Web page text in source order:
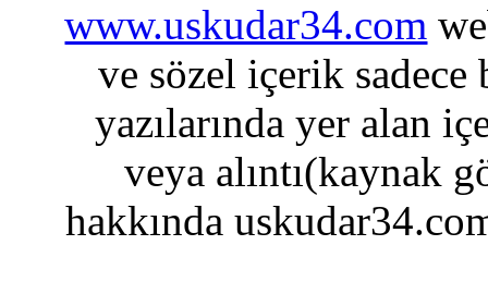
www.uskudar34.com
ve sözel içerik sadece
yazılarında yer alan
veya alıntı(kaynak
hakkında